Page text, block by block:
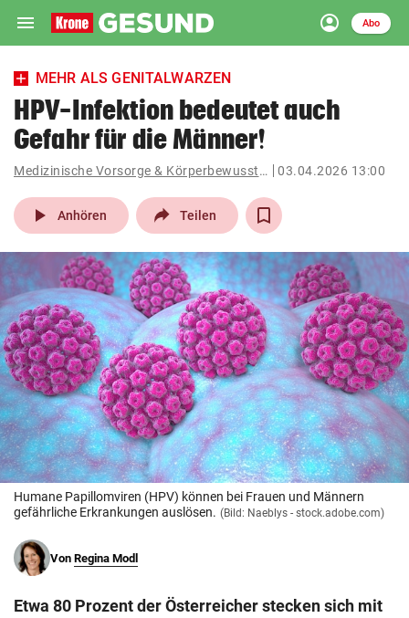
menu Navigation
ein-/ausklappen
account_circle
Anmelden
Abo
close Schließen
account_circle Anmelden
pin_drop
Wien arrow_right
bookmark
search
Suchbegriff
eingeben
© Krone Multimedia GmbH & Co KG 2026
Muthgasse 2, 1190 Wien
MEHR ALS GENITALWARZEN
HPV-Infektion bedeutet auch
Gefahr für die Männer!
Medizinische Vorsorge & Körperbewusstsein 03.04.2026 13:00
play_arrow Anhören Teilen
Humane Papillomviren (HPV) können bei Frauen und Männern
gefährliche Erkrankungen auslösen. (Bild: Naeblys - stock.adobe.com)
Von Regina Modl
Etwa 80 Prozent der Österreicher stecken sich mit